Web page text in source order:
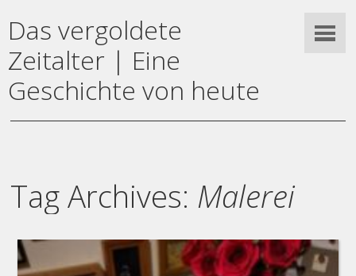
Das vergoldete
Zeitalter | Eine
Geschichte von heute
Tag Archives: Malerei